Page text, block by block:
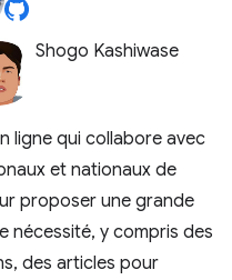
Shogo Kashiwase
ligne qui collabore avec
et nationaux de
proposer une grande
nécessité, y compris des
des articles pour